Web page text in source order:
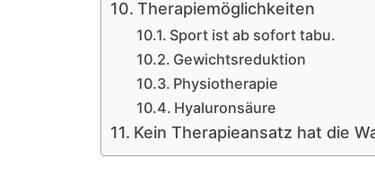
Therapiemöglichkeiten
Sport ist ab sofort tabu.
Gewichtsreduktion
Physiotherapie
Hyaluronsäure
Kein Therapieansatz hat die